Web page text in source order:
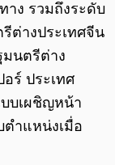
ง รวมถึงระดับ
ต่างประเทศจีน
มนตรีต่าง
ร์ ประเทศ
บเผชิญหน้า
ตำแหน่งเมื่อ